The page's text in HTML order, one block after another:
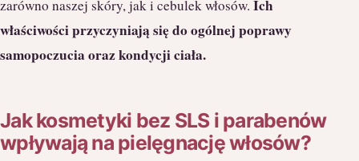
zarówno naszej skóry, jak i cebulek włosów. Ich
właściwości przyczyniają się do ogólnej poprawy
samopoczucia oraz kondycji ciała.
Jak kosmetyki bez SLS i parabenów
wpływają na pielęgnację włosów?